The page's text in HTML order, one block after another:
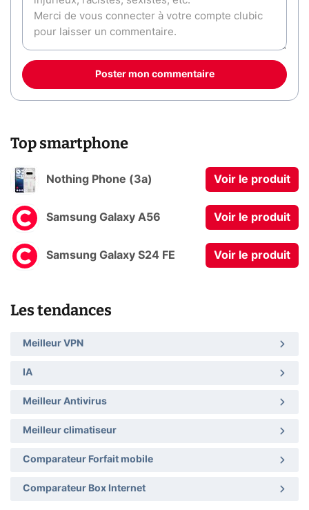
Poster mon commentaire
Top smartphone
Nothing Phone (3a) Voir le produit
Samsung Galaxy A56 Voir le produit
Samsung Galaxy S24 FE Voir le produit
Les tendances
Meilleur VPN
IA
Meilleur Antivirus
Meilleur climatiseur
Comparateur Forfait mobile
Comparateur Box Internet